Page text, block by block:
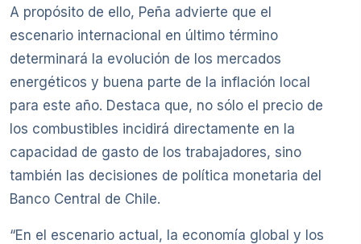
A propósito de ello, Peña advierte que el
escenario internacional en último término
determinará la evolución de los mercados
energéticos y buena parte de la inflación local
para este año. Destaca que, no sólo el precio de
los combustibles incidirá directamente en la
capacidad de gasto de los trabajadores, sino
también las decisiones de política monetaria del
Banco Central de Chile.
“En el escenario actual, la economía global y los